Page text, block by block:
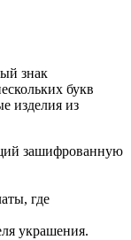
знак
букв
изделия из
зашифрованную
где
украшения.